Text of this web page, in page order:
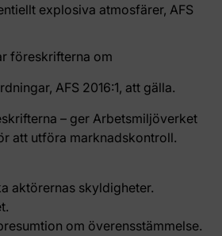
explosiva atmosfärer, AFS
föreskrifterna om
AFS 2016:1, att gälla.
– ger Arbetsmiljöverket
att utföra marknadskontroll.
aktörernas skyldigheter.
om överensstämmelse.